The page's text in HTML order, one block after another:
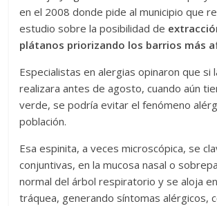
en el 2008 donde pide al municipio que
estudio sobre la posibilidad de
plátanos priorizando los barrios más
Especialistas en alergias opinaron que si
realizara antes de agosto, cuando aún
verde, se podría evitar el fenómeno
población.
Esa espinita, a veces microscópica, se
conjuntivas, en la mucosa nasal o
normal del árbol respiratorio y se aloja
tráquea, generando síntomas alérgicos,